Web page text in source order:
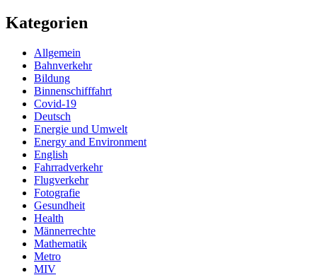
Kategorien
Allgemein
Bahnverkehr
Bildung
Binnenschifffahrt
Covid-19
Deutsch
Energie und Umwelt
Energy and Environment
English
Fahrradverkehr
Flugverkehr
Fotografie
Gesundheit
Health
Männerrechte
Mathematik
Metro
MIV